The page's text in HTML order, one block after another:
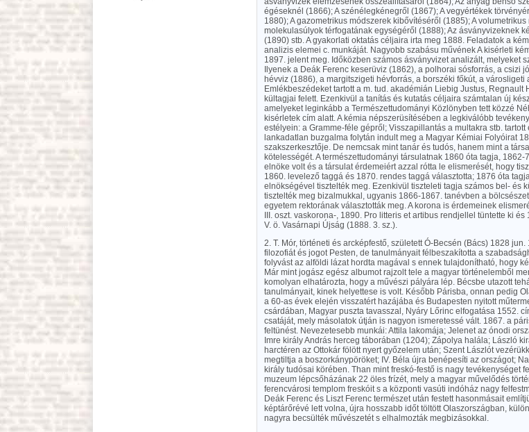
égéseknél (1866); A szénélegkénegről (1867); A vegyértékek
1880); A gazometrikus módszerek kibővítéséről (1885); A
molekulasúlyok térfogatának egységéről (1888); Az ásványvizeknek
(1890) stb. A gyakorlati oktatás céljaira irta meg 1888. Feladatok a
analizis elemei c. munkáját. Nagyobb szabásu művének A kisérleti
1897. jelent meg. Időközben számos ásványvizet analizált, melyeket
Ilyenek a Deák Ferenc keserüviz (1862), a polhorai sósforrás, a csizi
hévviz (1886), a margitszigeti hévforrás, a borszéki főkút, a
Emlékbeszédeket tartott a m. tud. akadémián Liebig Justus,
kültagjai felett. Ezenkivül a tanítás és kutatás céljaira számtalan új
amelyeket leginkább a Természettudományi Közlönyben tett közzé
kisérletek cím alatt. A kémia népszerüsítésében a legkiválóbb
estélyein: a Gramme-féle gépről; Visszapillantás a multakra stb.
lankadatlan buzgalma folytán indult meg a Magyar Kémiai Folyóirat
szakszerkesztője. De nemcsak mint tanár és tudós, hanem mint a
kötelességét. A természettudományi társulatnak 1860 óta tagja,
elnöke volt és a társulat érdemeiért azzal rótta le elismerését, hogy
1860. levelező taggá és 1870. rendes taggá választotta; 1876 óta
elnökségével tisztelték meg. Ezenkivül tiszteleti tagja számos bel- és
tisztelték meg bizalmukkal, ugyanis 1866-1867. tanévben a
egyetem rektorának választották meg. A korona is érdemeinek
III. oszt. vaskorona-, 1890. Pro litteris et artibus rendjellel tüntette ki
V. ö. Vasárnapi Újság (1888. 3. sz.).
2. T. Mór, történeti és arcképfestő, született Ó-Becsén (Bács) 1828
filozofiát és jogot Pesten, de tanulmányait félbeszakította a
folyvást az alföldi lázat hordta magával s ennek tulajdonítható, hogy
Már mint jogász egész albumot rajzolt tele a magyar történelemből
komolyan elhatározta, hogy a művészi pályára lép. Bécsbe utazott
tanulmányait, kinek helyettese is volt. Később Párisba, onnan pedig
a 60-as évek elején visszatért hazájába és Budapesten nyitott
csárdában, Magyar puszta tavasszal, Nyáry Lőrinc elfogatása 1552.
csatáját, mely másolatok útján is nagyon ismeretessé vált. 1867. a
feltünést. Nevezetesebb munkái: Attila lakomája; Jelenet az ónodi
Imre király András herceg táborában (1204); Zápolya halála; László
harctéren az Ottokár fölött nyert győzelem után; Szent Lászlót
megtiltja a boszorkánypöröket; IV. Béla újra benépesíti az országot;
király tudósai körében. Than mint freskó-festő is nagy tevékenységet
muzeum lépcsőházának 22 öles frízét, mely a magyar művelődés
ferencvárosi templom freskóit s a központi vasúti indóház nagy
Deák Ferenc és Liszt Ferenc természet után festett hasonmásait
képtárőrévé lett volna, újra hosszabb időt töltött Olaszországban,
nagyra becsülték művészetét s elhalmozták megbizásokkal.